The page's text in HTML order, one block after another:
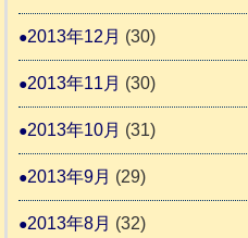
2013年12月 (30)
2013年11月 (30)
2013年10月 (31)
2013年9月 (29)
2013年8月 (32)